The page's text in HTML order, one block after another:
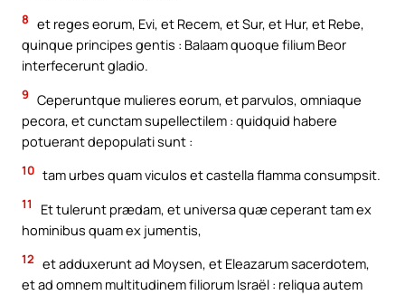
8 et reges eorum, Evi, et Recem, et Sur, et Hur, et Rebe,
quinque principes gentis : Balaam quoque filium Beor
interfecerunt gladio.
9 Ceperuntque mulieres eorum, et parvulos, omniaque
pecora, et cunctam supellectilem : quidquid habere
potuerant depopulati sunt :
10 tam urbes quam viculos et castella flamma consumpsit.
11
Et tulerunt prædam, et universa quæ ceperant tam ex
hominibus quam ex jumentis,
12 et adduxerunt ad Moysen, et Eleazarum sacerdotem,
et ad omnem multitudinem filiorum Israël : reliqua autem